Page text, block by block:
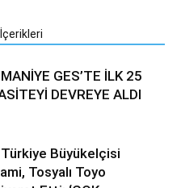
GES’TE İLK 25
DEVREYE ALDI
Türkiye Büyükelçisi
Tosyalı Toyo